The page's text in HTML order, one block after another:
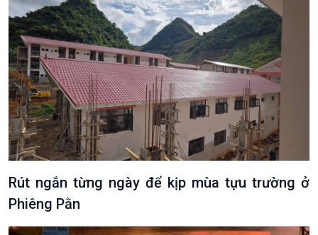
Rút ngắn từng ngày để kịp mùa tựu trường ở
Phiêng Pằn